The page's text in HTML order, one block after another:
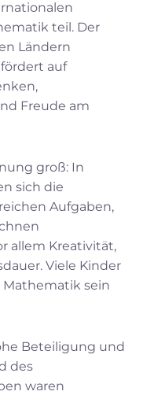
teil. Der
Ländern
auf
Freude am
groß: In
sich die
Aufgaben,
allem Kreativität,
Viele Kinder
Mathematik sein
Beteiligung und
des
waren